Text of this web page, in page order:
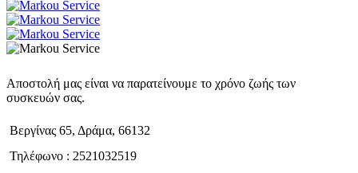
Αποστολή μας είναι να παρατείνουμε το χρόνο ζωής των
συσκευών σας.
Βεργίνας 65, Δράμα, 66132
Τηλέφωνο : 2521032519